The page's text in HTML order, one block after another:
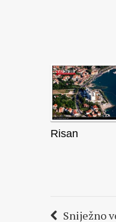
Risan
Sniježno